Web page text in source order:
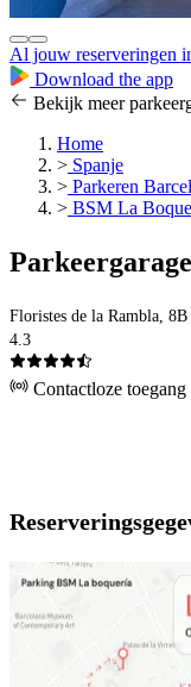
Al jouw reserveringen
Download the app
Bekijk meer
Home
> Spanje
> Parkeren
> BSM La
Floristes de la Rambla, 8B
4.3
Contactloze toegang